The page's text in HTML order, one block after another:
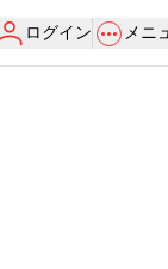
ログイン メニ